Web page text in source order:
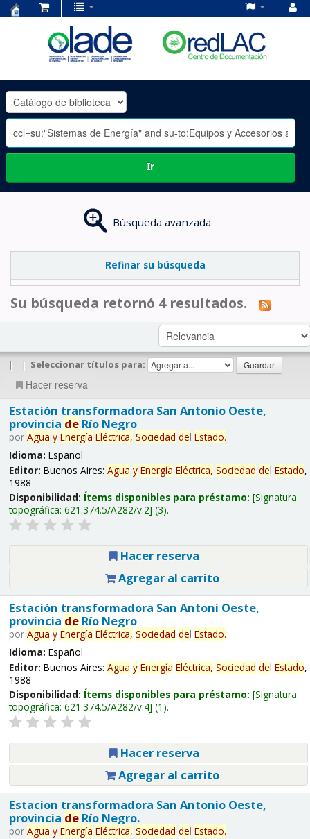
OLADE
-
Ir
Búsqueda avanzada
Refinar su búsqueda
Su búsqueda retornó 4 resultados.
| | Seleccionar títulos para:
Hacer reserva
Estación transformadora San Antonio Oeste,
provincia deRío Negro
por Agua y Energía Eléctrica, Sociedad del Estado.
Idioma: Español
Editor: Buenos Aires: Agua y Energía Eléctrica, Sociedad del Estado,
1988
Disponibilidad: Ítems disponibles para préstamo: Signatura
topográfica: 621.374.5/A282/v.2 (3).
Hacer reserva
Agregar al carrito
Estación transformadora San Antoni Oeste,
provincia deRío Negro
por Agua y Energía Eléctrica, Sociedad del Estado.
Idioma: Español
Editor: Buenos Aires: Agua y Energía Eléctrica, Sociedad del Estado,
1988
Disponibilidad: Ítems disponibles para préstamo: Signatura
topográfica: 621.374.5/A282/v.4 (1).
Hacer reserva
Agregar al carrito
Estacion transformadora San Antonio Oeste,
provincia deRío Negro.
por Agua y Energía Eléctrica, Sociedad del Estado.